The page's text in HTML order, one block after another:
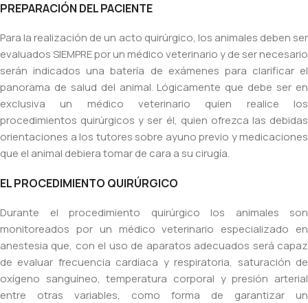
PREPARACIÓN DEL PACIENTE
Para la realización de un acto quirúrgico, los animales deben ser
evaluados SIEMPRE por un médico veterinario y de ser necesario
serán indicados una batería de exámenes para clarificar el
panorama de salud del animal. Lógicamente que debe ser en
exclusiva un médico veterinario quien realice los
procedimientos quirúrgicos y ser él, quien ofrezca las debidas
orientaciones a los tutores sobre ayuno previo y medicaciones
que el animal debiera tomar de cara a su cirugía.
EL PROCEDIMIENTO QUIRÚRGICO
Durante el procedimiento quirúrgico los animales son
monitoreados por un médico veterinario especializado en
anestesia que, con el uso de aparatos adecuados será capaz
de evaluar frecuencia cardíaca y respiratoria, saturación de
oxígeno sanguíneo, temperatura corporal y presión arterial
entre otras variables, como forma de garantizar un